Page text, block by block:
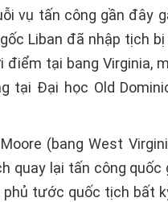
vụ tấn công gần đây
Liban đã nhập tịch
điểm tại bang Virginia,
tại Đại học Old
(bang West
quay lại tấn công quốc
tước quốc tịch bất